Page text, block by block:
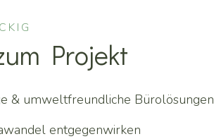
Projekt
& umweltfreundliche Bürolösungen
entgegenwirken